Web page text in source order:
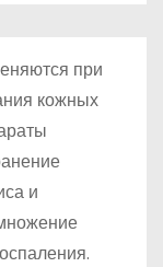
при
кожных
и